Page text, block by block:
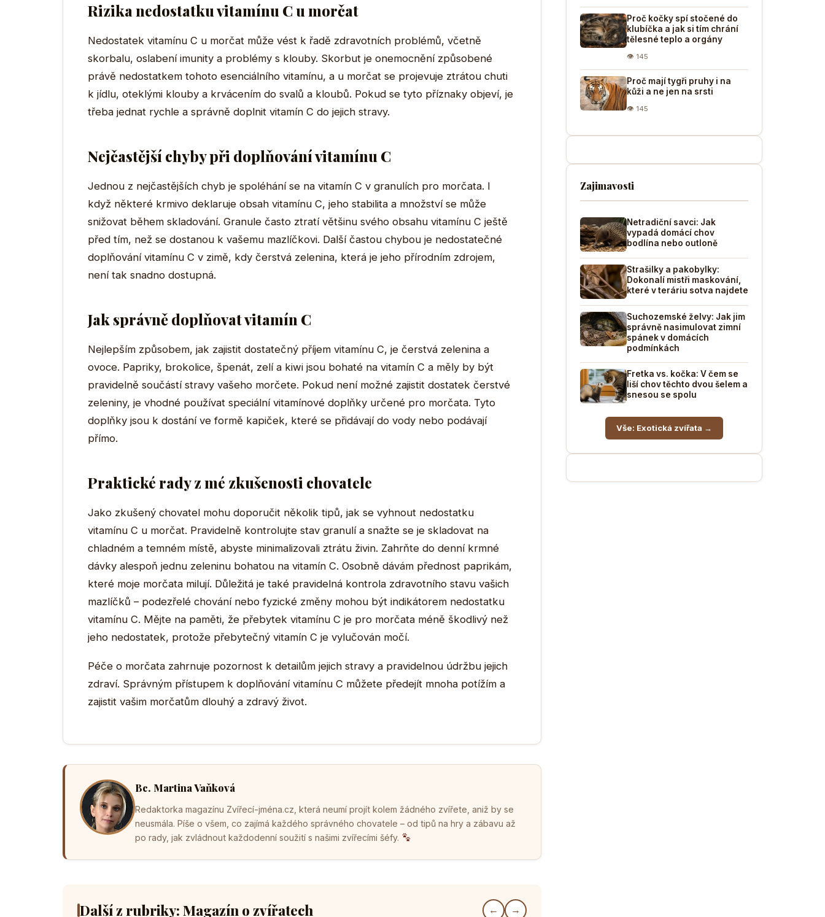
Rizika nedostatku vitamínu C u morčat
Nedostatek vitamínu C u morčat může vést k řadě zdravotních problémů, včetně
skorbalu, oslabení imunity a problémy s klouby. Skorbut je onemocnění způsobené
právě nedostatkem tohoto esenciálního vitamínu, a u morčat se projevuje ztrátou chuti
k jídlu, oteklými klouby a krvácením do svalů a kloubů. Pokud se tyto příznaky objeví, je
třeba jednat rychle a správně doplnit vitamín C do jejich stravy.
Nejčastější chyby při doplňování vitamínu C
Jednou z nejčastějších chyb je spoléhání se na vitamín C v granulích pro morčata. I
když některé krmivo deklaruje obsah vitamínu C, jeho stabilita a množství se může
snižovat během skladování. Granule často ztratí většinu svého obsahu vitamínu C ještě
před tím, než se dostanou k vašemu mazlíčkovi. Další častou chybou je nedostatečné
doplňování vitamínu C v zimě, kdy čerstvá zelenina, která je jeho přírodním zdrojem,
není tak snadno dostupná.
Jak správně doplňovat vitamín C
Nejlepším způsobem, jak zajistit dostatečný příjem vitamínu C, je čerstvá zelenina a
ovoce. Papriky, brokolice, špenát, zelí a kiwi jsou bohaté na vitamín C a měly by být
pravidelně součástí stravy vašeho morčete. Pokud není možné zajistit dostatek čerstvé
zeleniny, je vhodné používat speciální vitamínové doplňky určené pro morčata. Tyto
doplňky jsou k dostání ve formě kapiček, které se přidávají do vody nebo podávají
přímo.
Praktické rady z mé zkušenosti chovatele
Jako zkušený chovatel mohu doporučit několik tipů, jak se vyhnout nedostatku
vitamínu C u morčat. Pravidelně kontrolujte stav granulí a snažte se je skladovat na
chladném a temném místě, abyste minimalizovali ztrátu živin. Zahrňte do denní krmné
dávky alespoň jednu zeleninu bohatou na vitamín C. Osobně dávám přednost paprikám,
které moje morčata milují. Důležitá je také pravidelná kontrola zdravotního stavu vašich
mazlíčků – podezřelé chování nebo fyzické změny mohou být indikátorem nedostatku
vitamínu C. Mějte na paměti, že přebytek vitamínu C je pro morčata méně škodlivý než
jeho nedostatek, protože přebytečný vitamín C je vylučován močí.
Péče o morčata zahrnuje pozornost k detailům jejich stravy a pravidelnou údržbu jejich
zdraví. Správným přístupem k doplňování vitamínu C můžete předejít mnoha potížím a
zajistit vašim morčatům dlouhý a zdravý život.
Bc. Martina Vaňková
Redaktorka magazínu Zvířecí-jména.cz, která neumí projít kolem žádného zvířete, aniž by se
neusmála. Píše o všem, co zajímá každého správného chovatele – od tipů na hry a zábavu až
po rady, jak zvládnout každodenní soužití s našimi zvířecími šéfy.
Další z rubriky: Magazín o zvířatech ← →
Proč kočky spí stočené do
klubíčka a jak si tím chrání
tělesné teplo a orgány
👁 145
Proč mají tygři pruhy i na
kůži a ne jen na srsti
👁 145
Zajimavosti
Netradiční savci: Jak
vypadá domácí chov
bodlína nebo outloně
Strašilky a pakobylky:
Dokonalí mistři maskování,
které v teráriu sotva najdete
Suchozemské želvy: Jak jim
správně nasimulovat zimní
spánek v domácích
podmínkách
Fretka vs. kočka: V čem se
liší chov těchto dvou šelem a
snesou se spolu
Vše: Exotická zvířata →